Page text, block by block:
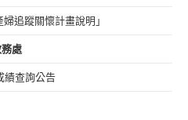
追蹤關懷計畫說明」
處
績查詢公告